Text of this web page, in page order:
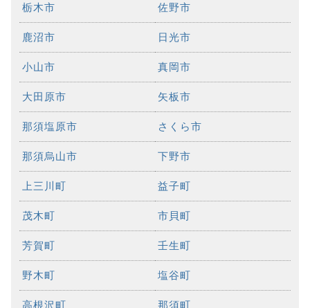
栃木市 佐野市
鹿沼市 日光市
小山市 真岡市
大田原市 矢板市
那須塩原市 さくら市
那須烏山市 下野市
上三川町 益子町
茂木町 市貝町
芳賀町 壬生町
野木町 塩谷町
高根沢町 那須町